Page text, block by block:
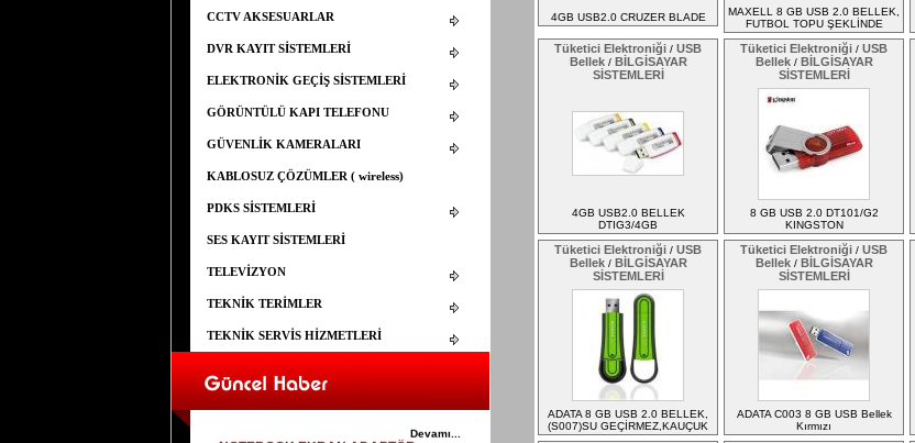
CCTV AKSESUARLAR
DVR KAYIT SİSTEMLERİ
ELEKTRONİK GEÇİŞ SİSTEMLERİ
GÖRÜNTÜLÜ KAPI TELEFONU
GÜVENLİK KAMERALARI
KABLOSUZ ÇÖZÜMLER ( wireless)
PDKS SİSTEMLERİ
SES KAYIT SİSTEMLERİ
TELEVİZYON
TEKNİK TERİMLER
TEKNİK SERVİS HİZMETLERİ
ELEMAN ARANIYOR
25.03.2015
Devamı...
4GB USB2.0 CRUZER BLADE
MAXELL 8 GB USB 2.0 BELLEK,
FUTBOL TOPU ŞEKLİNDE
Tüketici Elektroniği / USB
Bellek/ BİLGİSAYAR
SİSTEMLERİ
4GB USB2.0 BELLEK
DTIG3/4GB
Tüketici Elektroniği / USB
Bellek/ BİLGİSAYAR
SİSTEMLERİ
8 GB USB 2.0 DT101/G2
KINGSTON
Tüketici Elektroniği / USB
Bellek/ BİLGİSAYAR
SİSTEMLERİ
ADATA 8 GB USB 2.0 BELLEK,
(S007)SU GEÇİRMEZ,KAUÇUK
Tüketici Elektroniği / USB
Bellek/ BİLGİSAYAR
SİSTEMLERİ
ADATA C003 8 GB USB Bellek
Kırmızı